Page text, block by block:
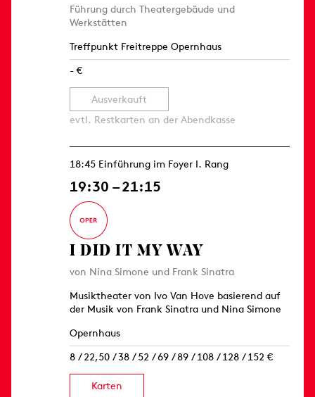
Führung durch Theatergebäude und
Werkstätten
Treffpunkt Freitreppe Opernhaus
- €
Ausverkauft
evtl. Restkarten an der Abendkasse
18:45 Einführung im Foyer I. Rang
19:30 – 21:15
I DID IT MY WAY
von Nina Simone und Frank Sinatra
Musiktheater von Ivo Van Hove basierend auf
der Musik von Frank Sinatra und Nina Simone
Opernhaus
8 / 22,50 / 38 / 52 / 69 / 89 / 108 / 128 / 152 €
Karten